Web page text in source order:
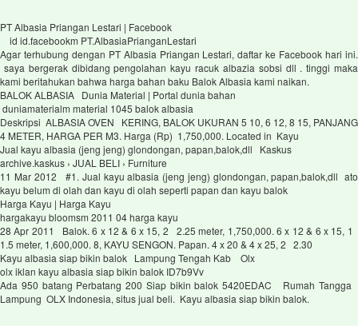
PT Albasia Priangan Lestari | Facebook
id id.facebookm PT.AlbasiaPrianganLestari
Agar terhubung dengan PT Albasia Priangan Lestari, daftar ke Facebook hari ini.
saya bergerak dibidang pengolahan kayu racuk albazia sobsi dll . tinggi maka
kami beritahukan bahwa harga bahan baku Balok Albasia kami naikan.
BALOK ALBASIA Dunia Material | Portal dunia bahan
duniamaterialm material 1045 balok albasia
Deskripsi ALBASIA OVEN KERING, BALOK UKURAN 5 10, 6 12, 8 15, PANJANG
4 METER, HARGA PER M3. Harga (Rp) 1,750,000. Located in Kayu
Jual kayu albasia (jeng jeng) glondongan, papan,balok,dll Kaskus
archive.kaskus › JUAL BELI › Furniture
11 Mar 2012 #1. Jual kayu albasia (jeng jeng) glondongan, papan,balok,dll ato
kayu belum di olah dan kayu di olah seperti papan dan kayu balok
Harga Kayu | Harga Kayu
hargakayu bloomsm 2011 04 harga kayu
28 Apr 2011 Balok. 6 x 12 & 6 x 15, 2 2.25 meter, 1,750,000. 6 x 12 & 6 x 15, 1
1.5 meter, 1,600,000. 8, KAYU SENGON. Papan. 4 x 20 & 4 x 25, 2 2.30
Kayu albasia siap bikin balok Lampung Tengah Kab Olx
olx iklan kayu albasia siap bikin balok ID7b9Vv
Ada 950 batang Perbatang 200 Siap bikin balok 5420EDAC Rumah Tangga
Lampung OLX Indonesia, situs jual beli. Kayu albasia siap bikin balok.